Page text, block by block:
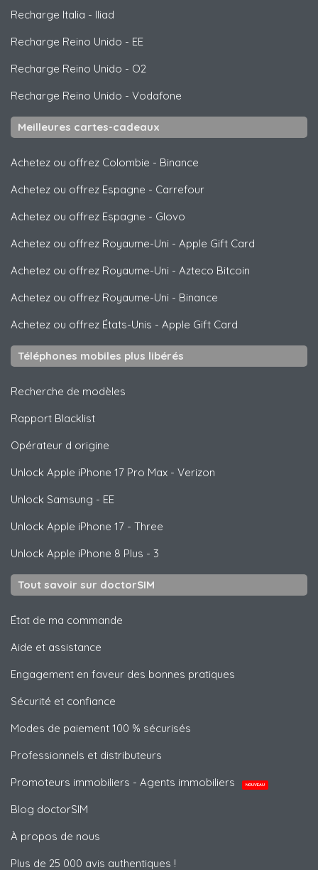
Recharge Italia - Iliad
Recharge Reino Unido - EE
Recharge Reino Unido - O2
Recharge Reino Unido - Vodafone
Meilleures cartes-cadeaux
Achetez ou offrez Colombie - Binance
Achetez ou offrez Espagne - Carrefour
Achetez ou offrez Espagne - Glovo
Achetez ou offrez Royaume-Uni - Apple Gift Card
Achetez ou offrez Royaume-Uni - Azteco Bitcoin
Achetez ou offrez Royaume-Uni - Binance
Achetez ou offrez États-Unis - Apple Gift Card
Téléphones mobiles plus libérés
Recherche de modèles
Rapport Blacklist
Opérateur d origine
Unlock Apple iPhone 17 Pro Max - Verizon
Unlock Samsung - EE
Unlock Apple iPhone 17 - Three
Unlock Apple iPhone 8 Plus - 3
Tout savoir sur doctorSIM
État de ma commande
Aide et assistance
Engagement en faveur des bonnes pratiques
Sécurité et confiance
Modes de paiement 100 % sécurisés
Professionnels et distributeurs
Promoteurs immobiliers - Agents immobiliers
NOUVEAU
Blog doctorSIM
À propos de nous
Plus de 25 000 avis authentiques !